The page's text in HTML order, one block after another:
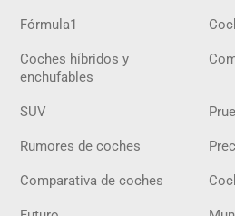
Fórmula1
Coches híbridos y
enchufables
SUV
Rumores de coches
Comparativa de coches